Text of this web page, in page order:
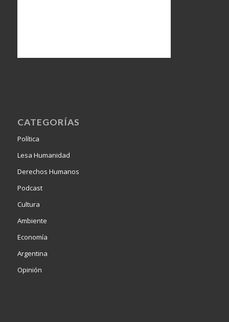
CATEGORÍAS
Política
Lesa Humanidad
Derechos Humanos
Podcast
Cultura
Ambiente
Economía
Argentina
Opinión